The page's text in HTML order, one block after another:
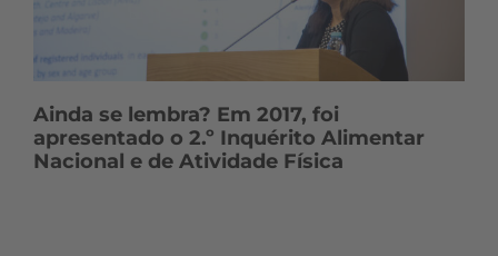
Ainda se lembra? Em 2017, foi
apresentado o 2.º Inquérito Alimentar
Nacional e de Atividade Física